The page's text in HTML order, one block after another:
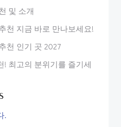
및 소개
천 지금 바로 만나보세요!
천 인기 곳 2027
! 최고의 분위기를 즐기세
.